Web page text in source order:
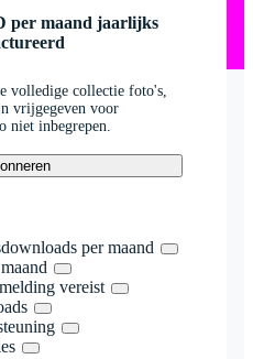
per maand jaarlijks
volledige collectie foto's,
vrijgegeven voor
niet inbegrepen.
per maand
vereist